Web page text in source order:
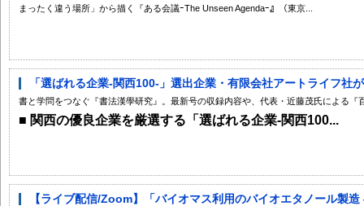
まったく違う場所」から描く『ある会議ｰThe Unseen Agendaｰ』（東京...
「選ばれる企業-関西100-」選出企業・有限会社アートライフ社
書と学問をつなぐ『書法漢學研究』。最新号の収録内容や、代表・近藤茂氏による『
■ 関西の優良企業を厳選する「選ばれる企業-関西100...
【ライブ配信/Zoom】「バイオマス利用のバイオエタノール製